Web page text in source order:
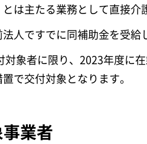
とは主たる業務として直接介
人ですでに同補助金を受給
対象者に限り、2023年度に
で交付対象となります。
業者